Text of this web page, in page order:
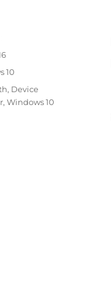
10
, Device
,Windows 10